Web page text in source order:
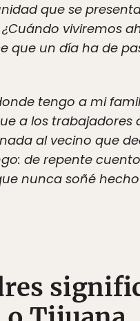
que se
viviremos
que un día ha de
tengo a mi
a los trabajadores
al vecino que
de repente
nunca soñé